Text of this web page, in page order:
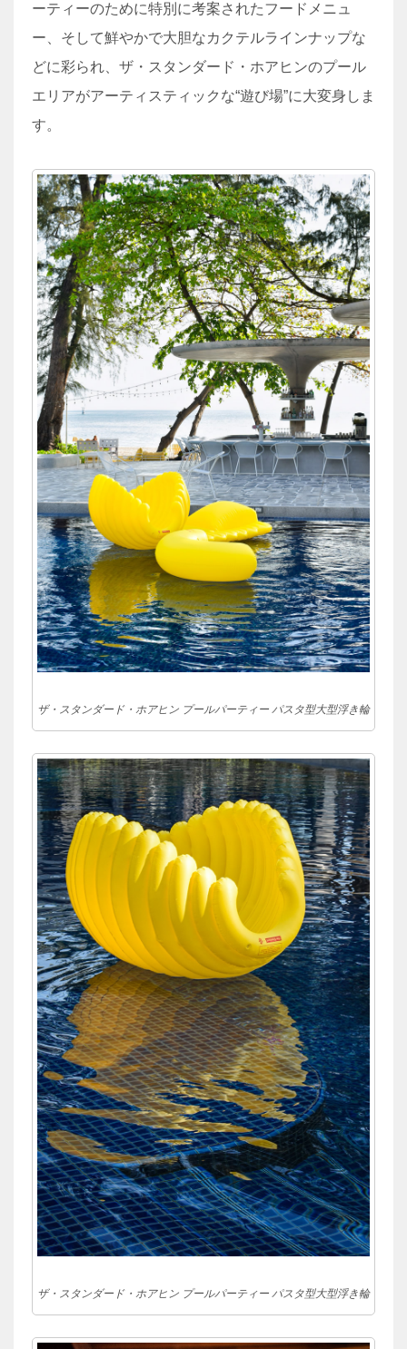
ーティーのために特別に考案されたフードメニュ
ー、そして鮮やかで大胆なカクテルラインナップな
どに彩られ、ザ・スタンダード・ホアヒンのプール
エリアがアーティスティックな“遊び場”に大変身しま
す。
ザ・スタンダード・ホアヒン プールパーティー パスタ型大型浮き輪
ザ・スタンダード・ホアヒン プールパーティー パスタ型大型浮き輪